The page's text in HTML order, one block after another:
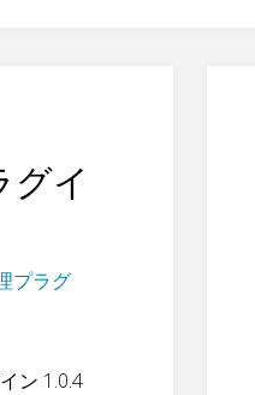
イ
プラグ
ン 1.0.4